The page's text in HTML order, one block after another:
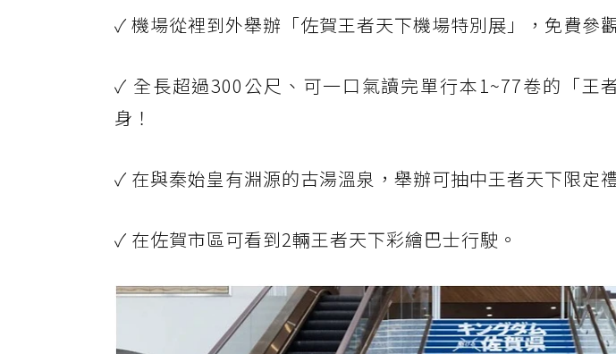
✓ 機場從裡到外舉辦「佐賀王者天下機場特別展」，免費參觀
✓ 全長超過300公尺、可一口氣讀完單行本1~77卷的「王
身！
✓ 在與秦始皇有淵源的古湯溫泉，舉辦可抽中王者天下限定禮
✓ 在佐賀市區可看到2輛王者天下彩繪巴士行駛。